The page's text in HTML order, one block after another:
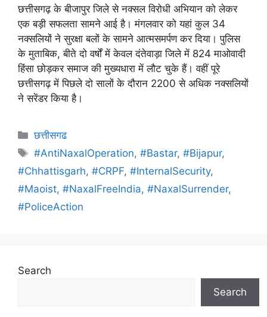
छत्तीसगढ़ के बीजापुर जिले से नक्सल विरोधी अभियान को लेकर
एक बड़ी सफलता सामने आई है। मंगलवार को यहां कुल 34
नक्सलियों ने सुरक्षा बलों के सामने आत्मसमर्पण कर दिया। पुलिस
के मुताबिक, बीते दो वर्षों में केवल दंतेवाड़ा जिले में 824 माओवादी
हिंसा छोड़कर समाज की मुख्यधारा में लौट चुके हैं। वहीं पूरे
छत्तीसगढ़ में पिछले दो सालों के दौरान 2200 से अधिक नक्सलियों
ने सरेंडर किया है।
छत्तीसगढ
#AntiNaxalOperation,#Bastar,#Bijapur,
#Chhattisgarh, #CRPF, #InternalSecurity,
#Maoist, #NaxalFreeIndia, #NaxalSurrender,
#PoliceAction
Search
Search